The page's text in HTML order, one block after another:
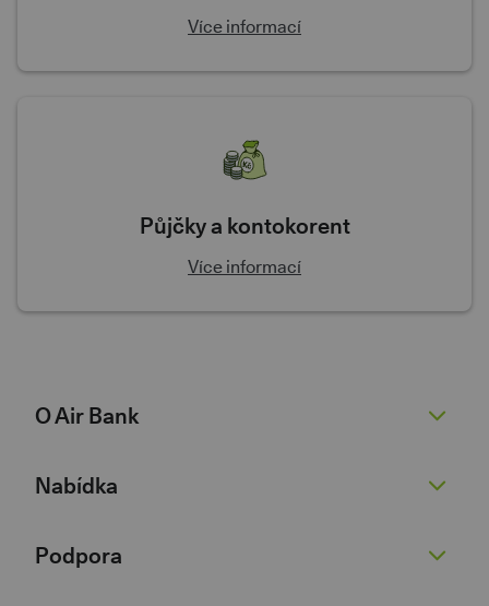
Více informací
Půjčky a kontokorent
Více informací
O Air Bank
Nabídka
Podpora